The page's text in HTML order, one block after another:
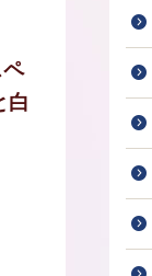
ペ
白